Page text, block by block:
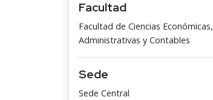
Facultad
Facultad de Ciencias Económicas,
Administrativas y Contables
Sede
Sede Central